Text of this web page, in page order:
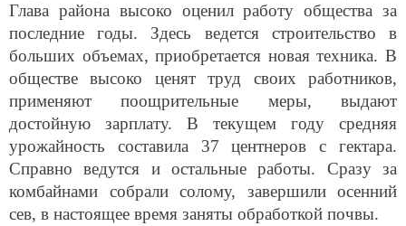
Глава района высоко оценил работу общества за
последние годы. Здесь ведется строительство в
больших объемах, приобретается новая техника. В
обществе высоко ценят труд своих работников,
применяют поощрительные меры, выдают
достойную зарплату. В текущем году средняя
урожайность составила 37 центнеров с гектара.
Справно ведутся и остальные работы. Сразу за
комбайнами собрали солому, завершили осенний
сев, в настоящее время заняты обработкой почвы.